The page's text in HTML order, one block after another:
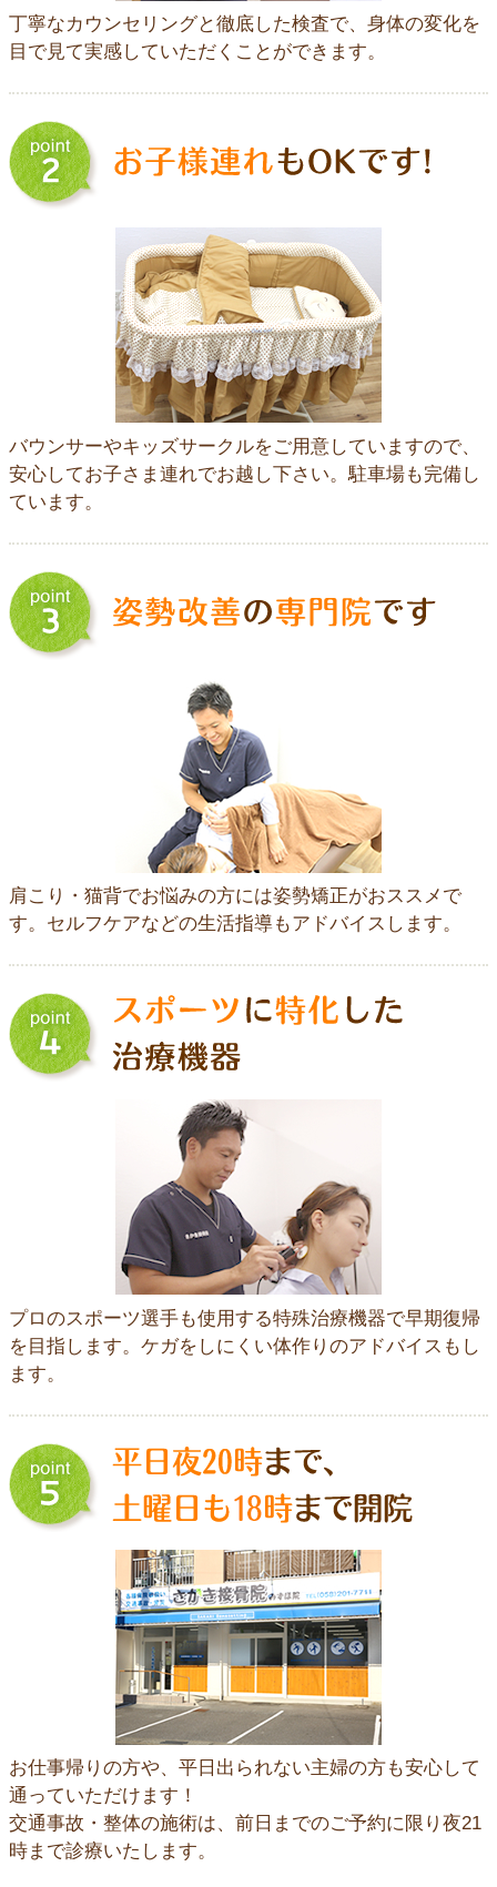
丁寧なカウンセリングと徹底した検査で、身体の変化を
目で見て実感していただくことができます。
バウンサーやキッズサークルをご用意していますので、
安心してお子さま連れでお越し下さい。駐車場も完備し
ています。
肩こり・猫背でお悩みの方には姿勢矯正がおススメで
す。セルフケアなどの生活指導もアドバイスします。
プロのスポーツ選手も使用する特殊治療機器で早期復帰
を目指します。ケガをしにくい体作りのアドバイスもし
ます。
お仕事帰りの方や、平日出られない主婦の方も安心して
通っていただけます！
交通事故・整体の施術は、前日までのご予約に限り夜21
時まで診療いたします。